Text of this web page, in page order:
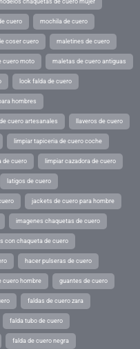
cuero mochila de cuero
coser cuero maletines de cuero
cuero moto maletas de cuero antiguas
look falda de cuero
hombres
de cuero artesanales llaveros de cuero
limpiar tapiceria de cuero coche
de cuero limpiar cazadora de cuero
latigos de cuero
jackets de cuero para hombre
imagenes chaquetas de cuero
con chaqueta de cuero
hacer pulseras de cuero
cuero hombre guantes de cuero
faldas de cuero zara
falda tubo de cuero
falda de cuero negra